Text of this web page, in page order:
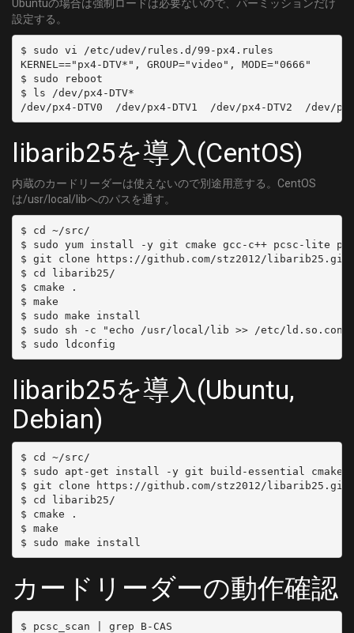
Ubuntuの場合は強制ロードは必要ないので、パーミッションだけ
設定する。
$ sudo vi /etc/udev/rules.d/99-px4.rules
KERNEL=="px4-DTV*", GROUP="video", MODE="0666"
$ sudo reboot
$ ls /dev/px4-DTV*
libarib25を導入(CentOS)
内蔵のカードリーダーは使えないので別途用意する。CentOS
は/usr/local/libへのパスを通す。
$ cd ~/src/
$ sudo yum install -y git cmake gcc-c++ pcsc-lite
$ git clone https://github.com/stz2012/libarib25.git
$ cd libarib25/
$ cmake .
$ make
$ sudo make install
$ sudo sh -c "echo /usr/local/lib >> /etc/
libarib25を導入(Ubuntu,
Debian)
$ cd ~/src/
$ sudo apt-get install -y git build-essential cmake
$ git clone https://github.com/stz2012/libarib25.git
$ cd libarib25/
$ cmake .
$ make
カードリーダーの動作確認
$ pcsc_scan | grep B-CAS